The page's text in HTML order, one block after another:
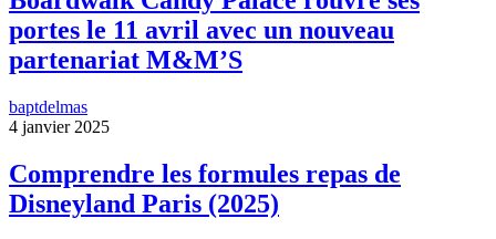
portes le 11 avril avec un nouveau
partenariat M&M’S
baptdelmas
4 janvier 2025
Comprendre les formules repas de
Disneyland Paris (2025)